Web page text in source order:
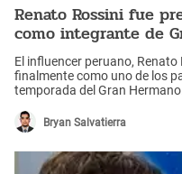
Renato Rossini fue
como integrante de
El influencer peruano,
finalmente como uno de los
temporada del Gran
Bryan Salvatierra